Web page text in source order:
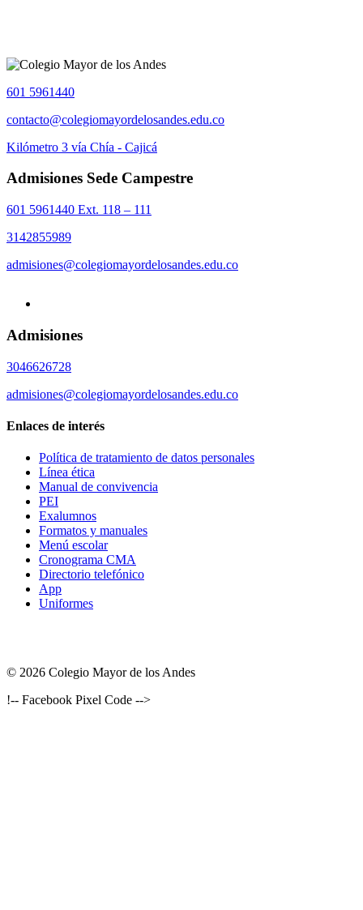
601 5961440
contacto@colegiomayordelosandes.edu.co
Kilómetro 3 vía Chía - Cajicá
Admisiones Sede Campestre
601 5961440 Ext. 118 – 111
3142855989
admisiones@colegiomayordelosandes.edu.co
Admisiones
3046626728
admisiones@colegiomayordelosandes.edu.co
Enlaces de interés
Política de tratamiento de datos personales
Línea ética
Manual de convivencia
PEI
Exalumnos
Formatos y manuales
Menú escolar
Cronograma CMA
Directorio telefónico
App
Uniformes
© 2026 Colegio Mayor de los Andes
!-- Facebook Pixel Code -->